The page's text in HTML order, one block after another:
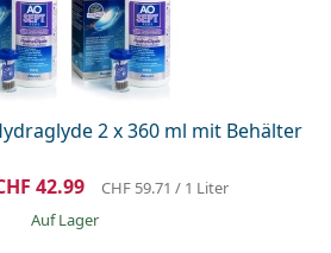
2 x 360 ml mit Behälter
42.99 CHF 59.71 / 1 Liter
auf Lager